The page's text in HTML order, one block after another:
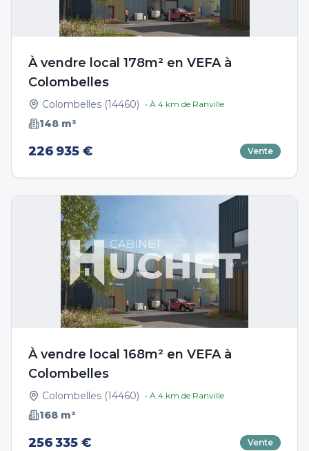
À vendre local 178m² en VEFA à
Colombelles
Colombelles (14460) • À 4 km de Ranville
148 m²
226 935 € Vente
À vendre local 168m² en VEFA à
Colombelles
Colombelles (14460) • À 4 km de Ranville
168 m²
256 335 € Vente